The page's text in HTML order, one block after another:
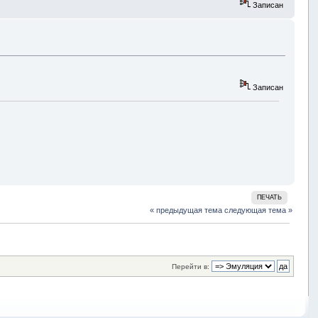
Записан
Записан
ПЕЧАТЬ
« предыдущая тема следующая тема »
Перейти в: